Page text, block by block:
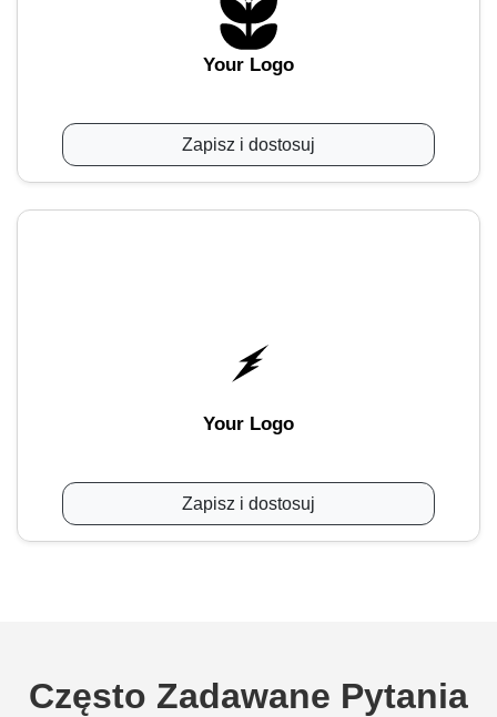
Your Logo
Zapisz i dostosuj
Your Logo
Zapisz i dostosuj
Często Zadawane Pytania